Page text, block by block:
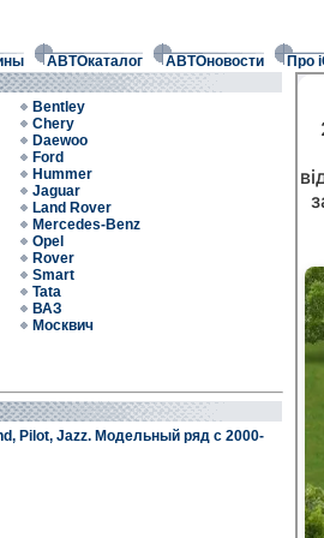
АВТОкаталог АВТОновости Про
Bentley
Chery
Daewoo
Ford
Hummer
Jaguar
Land Rover
Mercedes-Benz
Opel
Rover
Smart
Tata
ВАЗ
Москвич
Pilot, Jazz. Модельный ряд с 2000-